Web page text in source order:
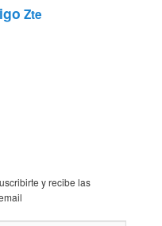
Zte
y recibe las